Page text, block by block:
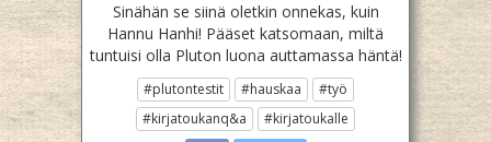
Sinähän se siinä oletkin onnekas, kuin
Hannu Hanhi! Pääset katsomaan, miltä
tuntuisi olla Pluton luona auttamassa häntä!
#plutontestit #hauskaa
#työ
#kirjatoukanq&a
#kirjatoukalle